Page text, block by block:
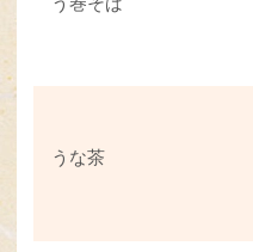
うな茶